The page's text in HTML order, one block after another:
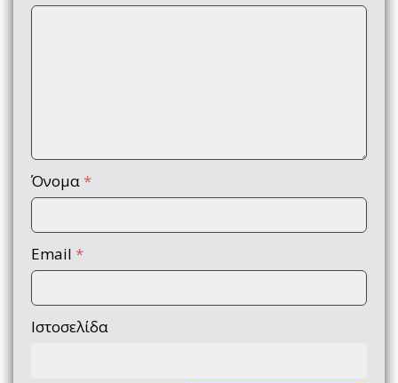
Όνομα *
Email *
Ιστοσελίδα